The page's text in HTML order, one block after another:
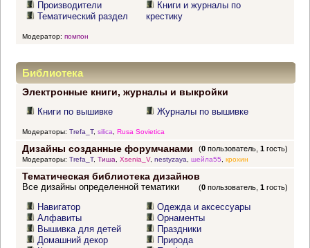
Производители
Тематический раздел
Книги и журналы по
крестику
Модератор: помпон
Библиотека
Электронные книги, журналы и выкройки
Книги по вышивке Журналы по вышивке
Модераторы: Trefa_T, silica Rusa Sovietica
Дизайны созданные форумчанами (0 пользователь,1 гость)
Модераторы: Trefa_T, Тиша, Xsenia_V, nestyzaya, шейла55, крохин
Тематическая библиотека дизайнов
(0 пользователь,1 гость)
Все дизайны определенной тематики
Навигатор
Алфавиты
Вышивка для детей
Домашний декор
Одежда и аксессуары
Орнаменты
Праздники
Природа